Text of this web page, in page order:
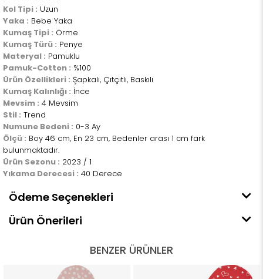
Kol Tipi : Uzun
Yaka : Bebe Yaka
Kumaş Tipi : Örme
Kumaş Türü : Penye
Materyal : Pamuklu
Pamuk-Cotton : %100
Ürün Özellikleri : Şapkalı, Çıtçıtlı, Baskılı
Kumaş Kalınlığı : İnce
Mevsim : 4 Mevsim
Stil : Trend
Numune Bedeni : 0-3 Ay
Ölçü : Boy 46 cm, En 23 cm, Bedenler arası 1 cm fark
bulunmaktadır.
Ürün Sezonu : 2023 / 1
Yıkama Derecesi : 40 Derece
Ödeme Seçenekleri
Ürün Önerileri
BENZER ÜRÜNLER